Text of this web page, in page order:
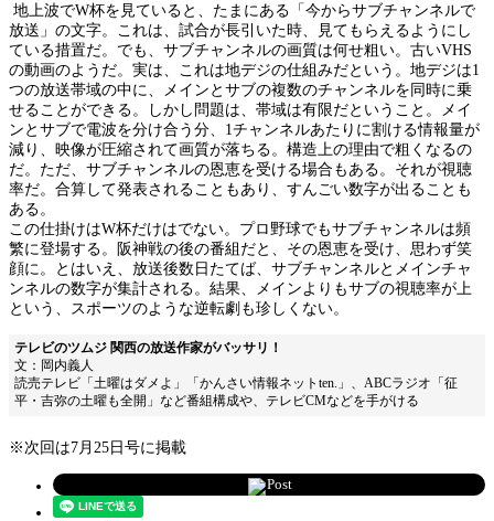
地上波でW杯を見ていると、たまにある「今からサブチャンネルで
放送」の文字。これは、試合が長引いた時、見てもらえるようにし
ている措置だ。でも、サブチャンネルの画質は何せ粗い。古いVHS
の動画のようだ。実は、これは地デジの仕組みだという。地デジは1
つの放送帯域の中に、メインとサブの複数のチャンネルを同時に乗
せることができる。しかし問題は、帯域は有限だということ。メイ
ンとサブで電波を分け合う分、1チャンネルあたりに割ける情報量が
減り、映像が圧縮されて画質が落ちる。構造上の理由で粗くなるの
だ。ただ、サブチャンネルの恩恵を受ける場合もある。それが視聴
率だ。合算して発表されることもあり、すんごい数字が出ることも
ある。
この仕掛けはW杯だけはでない。プロ野球でもサブチャンネルは頻
繁に登場する。阪神戦の後の番組だと、その恩恵を受け、思わず笑
顔に。とはいえ、放送後数日たてば、サブチャンネルとメインチャ
ンネルの数字が集計される。結果、メインよりもサブの視聴率が上
という、スポーツのような逆転劇も珍しくない。
テレビのツムジ 関西の放送作家がバッサリ！
文：岡内義人
読売テレビ「土曜はダメよ」「かんさい情報ネットten.」、ABCラジオ「征
平・吉弥の土曜も全開」など番組構成や、テレビCMなどを手がける
※次回は7月25日号に掲載
Post